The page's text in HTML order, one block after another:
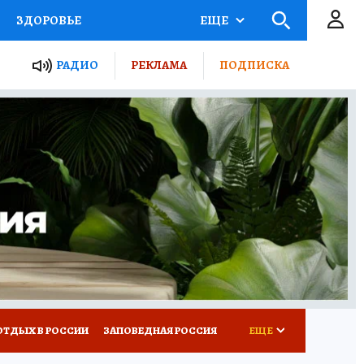
ЗДОРОВЬЕ
ПРОЕКТЫ РОССИИ
ПУТЕВОДИТЕЛЬ
ТУРИЗМ
ПОТРЕБИТЕЛЯ ВСЕ О КП
ЕЩЕ
РАДИО РЕКЛАМА ПОДПИСКА
В РОССИИ ЗАПОВЕДНАЯ РОССИЯ ЕЩЕ